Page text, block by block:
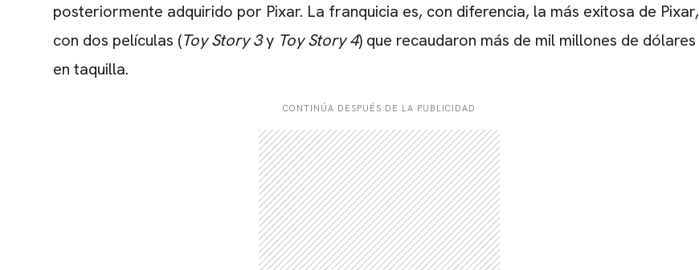
posteriormente adquirido por Pixar. La franquicia es, con diferencia, la más exitosa de Pixar,
con dos películas (Toy Story 3y Toy Story 4) que recaudaron más de mil millones de dólares
en taquilla.
CONTINÚA DESPUÉS DE LA PUBLICIDAD